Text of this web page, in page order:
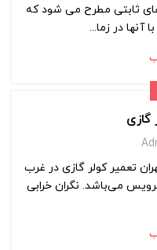
ثابتی مطرح می شود که
آنها در زما...
گازی
تعمیر کولر گازی در غرب
می‌باشد. نگران خرابی